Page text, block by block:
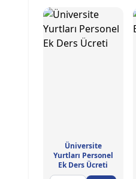
Üniversite
Yurtları Personel
Ek Ders Ücreti